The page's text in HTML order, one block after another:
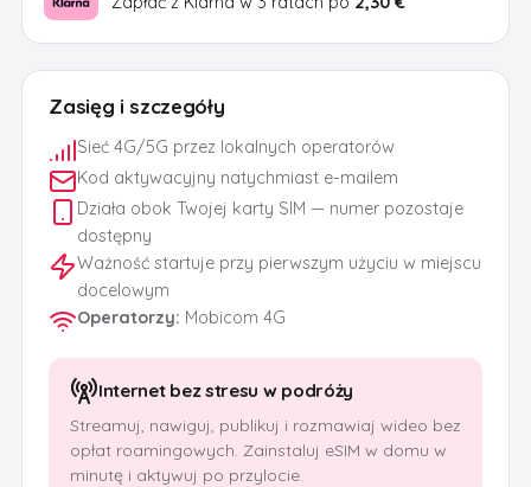
Zasięg i szczegóły
Sieć 4G/5G przez lokalnych operatorów
Kod aktywacyjny natychmiast e-mailem
Działa obok Twojej karty SIM — numer pozostaje
dostępny
Ważność startuje przy pierwszym użyciu w miejscu
docelowym
Operatorzy: Mobicom 4G
Internet bez stresu w podróży
Streamuj, nawiguj, publikuj i rozmawiaj wideo bez
opłat roamingowych. Zainstaluj eSIM w domu w
minutę i aktywuj po przylocie.